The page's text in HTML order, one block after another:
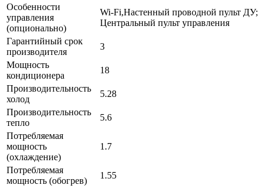
Особенности
управления
(опционально)
Wi-Fi,Настенный проводной пульт ДУ;
Центральный пульт управления
Гарантийный срок
производителя
3
Мощность
кондиционера
18
Производительность
холод
5.28
Производительность
тепло
5.6
Потребляемая
мощность
(охлаждение)
1.7
Потребляемая
мощность (обогрев)
1.55